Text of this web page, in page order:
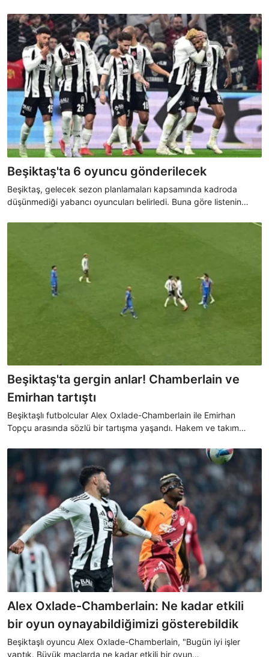
Beşiktaş'ta 6 oyuncu gönderilecek
Beşiktaş, gelecek sezon planlamaları kapsamında kadroda
düşünmediği yabancı oyuncuları belirledi. Buna göre listenin
Felix Uduokhai, Bahtiyar Zaynutdinov, Paulista ve Alex Oxlade-
Beşiktaş'ta gergin anlar! Chamberlain ve
Emirhan tartıştı
Beşiktaşlı futbolcular Alex Oxlade-Chamberlain ile Emirhan
Topçu arasında sözlü bir tartışma yaşandı. Hakem ve takım
Alex Oxlade-Chamberlain: Ne kadar etkili
bir oyun oynayabildiğimizi gösterebildik
Beşiktaşlı oyuncu Alex Oxlade-Chamberlain, "Bugün iyi işler
yaptık. Büyük maçlarda ne kadar etkili bir oyun